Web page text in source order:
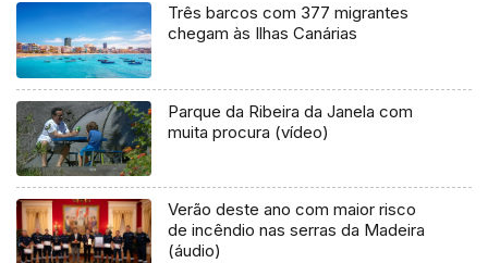
Três barcos com 377 migrantes
chegam às Ilhas Canárias
Parque da Ribeira da Janela com
muita procura (vídeo)
Verão deste ano com maior risco
de incêndio nas serras da Madeira
(áudio)